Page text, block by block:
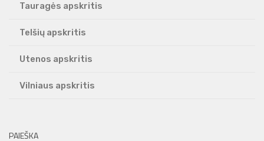
Tauragės apskritis
Telšių apskritis
Utenos apskritis
Vilniaus apskritis
PAIEŠKA